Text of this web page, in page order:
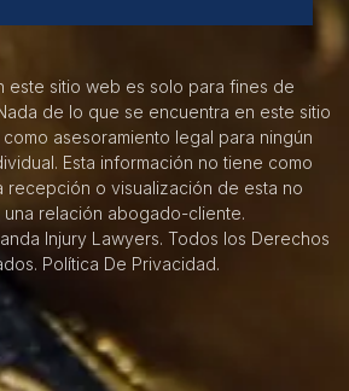
este sitio web es solo para fines de
de lo que se encuentra en este sitio
asesoramiento legal para ningún
Esta información no tiene como
recepción o visualización de esta no
relación abogado-cliente.
Injury Lawyers. Todos los Derechos
Política De Privacidad.